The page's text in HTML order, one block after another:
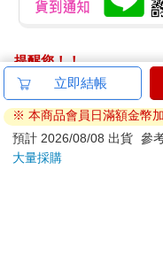
我們可以認為，這些天
以突然出現在某個地方，
野。
《舊約》裡同樣還記錄
「乘旋風升天」。這並不
的升天是預先安排好的。
EI，意思是主的房子）。
提醒您！！
金石堂及銀行均不會請
ATM提款機，請不要聽
退換貨須知：
**提醒您，鑑賞期不等於
立即結帳
※ 本商品會員日滿額金幣
預計 2026/08/08 出貨 參
大量採購